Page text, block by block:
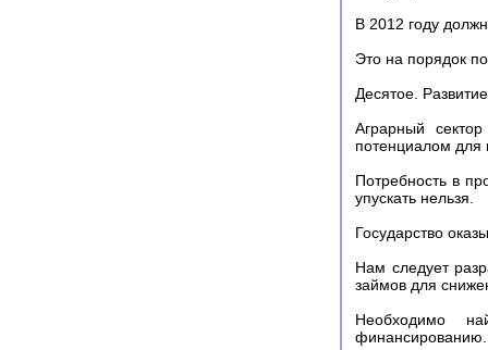
В 2012 году
Это на порядок
Десятое.
Аграрный
потенциалом для
Потребность в
упускать нельзя.
Государство
Нам следует
займов для
Необходимо
финансированию.